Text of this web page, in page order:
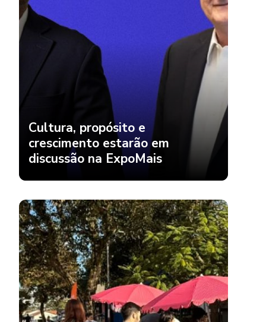
Cultura, propósito e
crescimento estarão em
discussão na ExpoMais